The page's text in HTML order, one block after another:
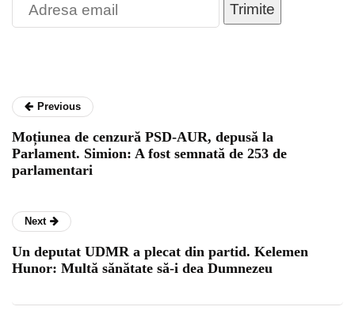
Trimite
Previous
Moțiunea de cenzură PSD-AUR, depusă la
Parlament. Simion: A fost semnată de 253 de
parlamentari
Next
Un deputat UDMR a plecat din partid. Kelemen
Hunor: Multă sănătate să-i dea Dumnezeu